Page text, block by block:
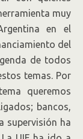
muy
en el
del
de todos
temas. Por
queremos
bancos,
supervisión ha